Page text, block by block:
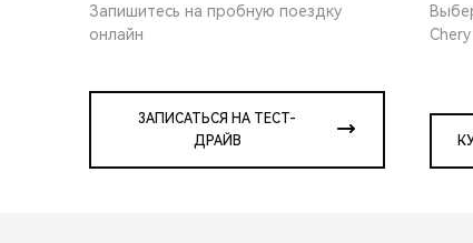
Запишитесь на пробную поездку
онлайн
ЗАПИСАТЬСЯ НА ТЕСТ-
ДРАЙВ